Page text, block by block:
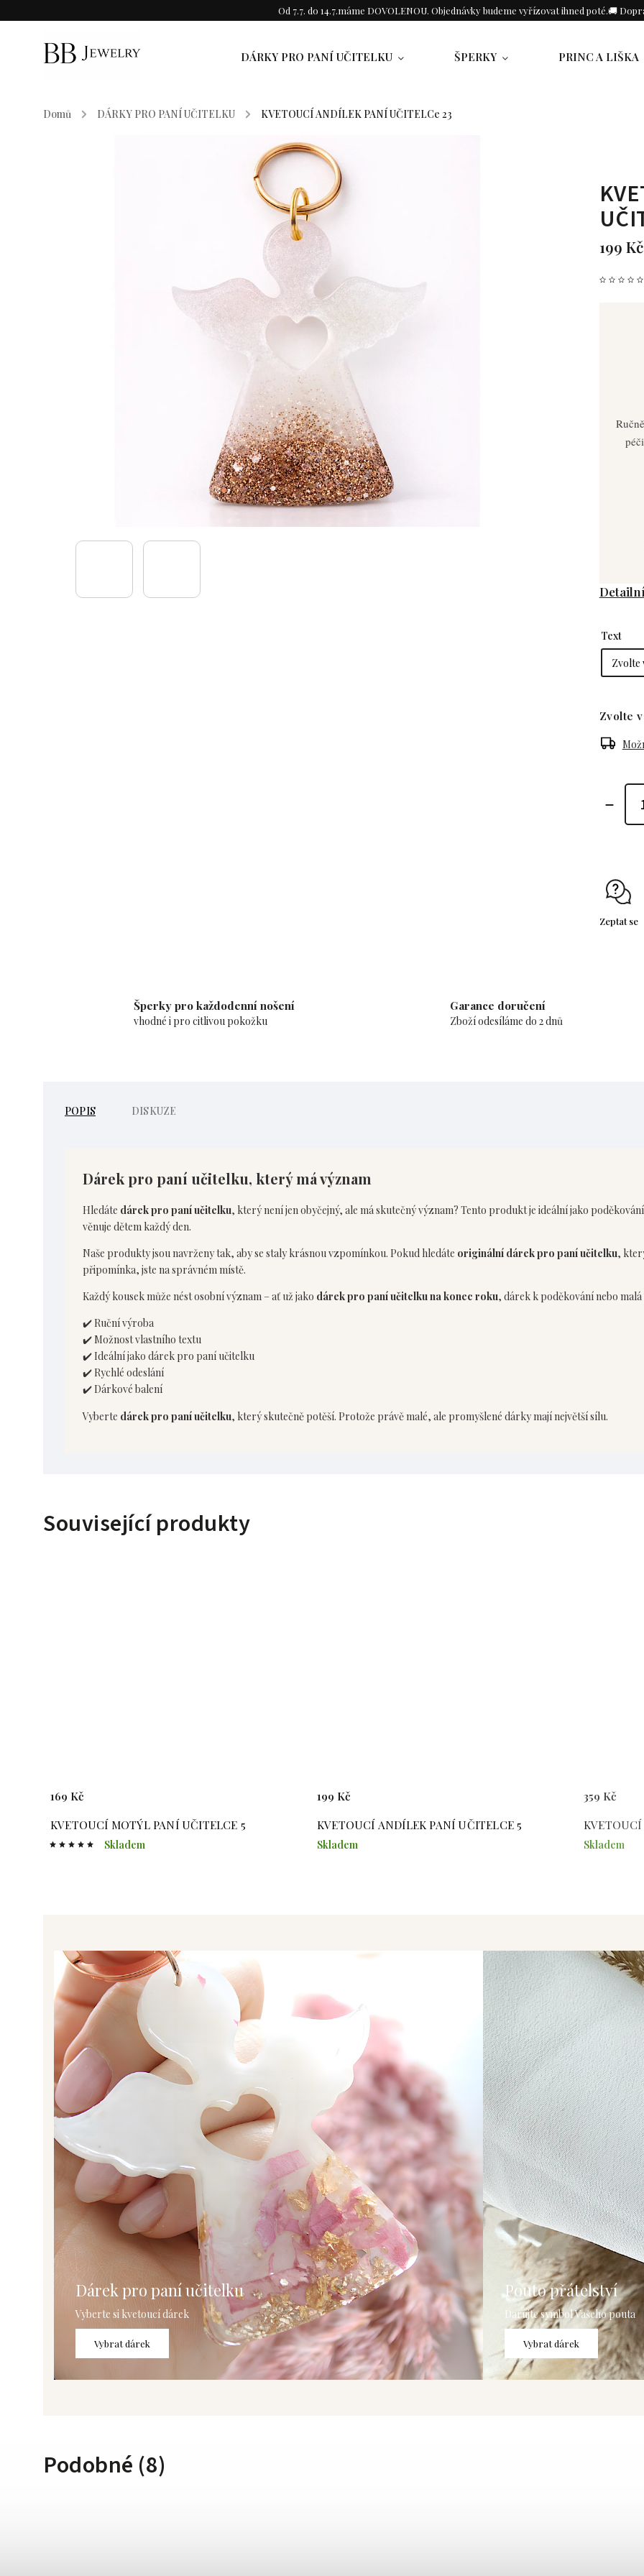
Od 7.7. do 14.7.máme DOVOLENOU. Objednávky budeme vyřízovat ihned poté.🚚
DÁRKY PRO PANÍ UČITELKU ŠPERKY PRINC A LIŠKA
Domů / DÁRKY PRO PANÍ UČITELKU / KVETOUCÍ ANDÍLEK PANÍ UČITELCe 23
199 Kč
Text
Zvolte
Zeptat se
Šperky pro každodenní nošení
vhodné i pro citlivou pokožku
Garance doručení
Zboží odesíláme do 2 dnů
POPIS DISKUZE
Dárek pro paní učitelku, který má význam
Hledáte dárek pro paní učitelku, který není jen obyčejný, ale má skutečný význam? Tento produkt je ideální jako
věnuje dětem každý den.
Naše produkty jsou navrženy tak, aby se staly krásnou vzpomínkou. Pokud hledáte originální dárek pro paní učitelku,
připomínka, jste na správném místě.
Každý kousek může nést osobní význam – ať už jako dárek pro paní učitelku na konec roku, dárek k poděkování nebo
✔️ Ruční výroba
✔️ Možnost vlastního textu
✔️ Ideální jako dárek pro paní učitelku
✔️ Rychlé odeslání
✔️ Dárkové balení
Vyberte dárek pro paní učitelku, který skutečně potěší. Protože právě malé, ale promyšlené dárky mají největší sílu.
Související produkty
KVETOUCÍ MOTÝL PANÍ UČITELCE 5
Skladem
169 Kč
KVETOUCÍ ANDÍLEK PANÍ UČITELCE 5
Skladem
199 Kč
KVETOUCÍ
Skladem
359 Kč
Dárek pro paní učitelku
Vyberte si kvetoucí dárek
Vybrat dárek
Pouto přátelství
Darujte symbol Vašeho pouta
Vybrat dárek
Podobné (8)